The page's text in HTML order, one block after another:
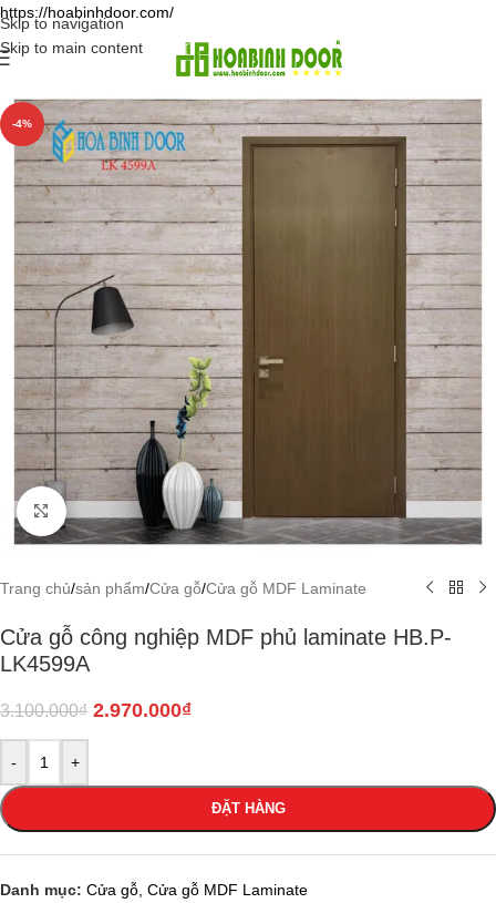
https://hoabinhdoor.com/
Skip to navigation
Skip to main content
-4%
Click to enlarge
Trang chủ/sản phẩm/Cửa gỗ/Cửa gỗ MDF Laminate
Cửa gỗ công nghiệp MDF phủ laminate HB.P-
LK4599A
3.100.000₫ 2.970.000₫
- +
ĐẶT HÀNG
Danh mục: Cửa gỗ Cửa gỗ MDF Laminate